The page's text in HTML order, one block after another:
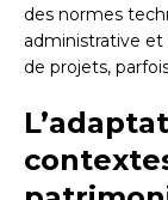
des normes
administrative
de projets,